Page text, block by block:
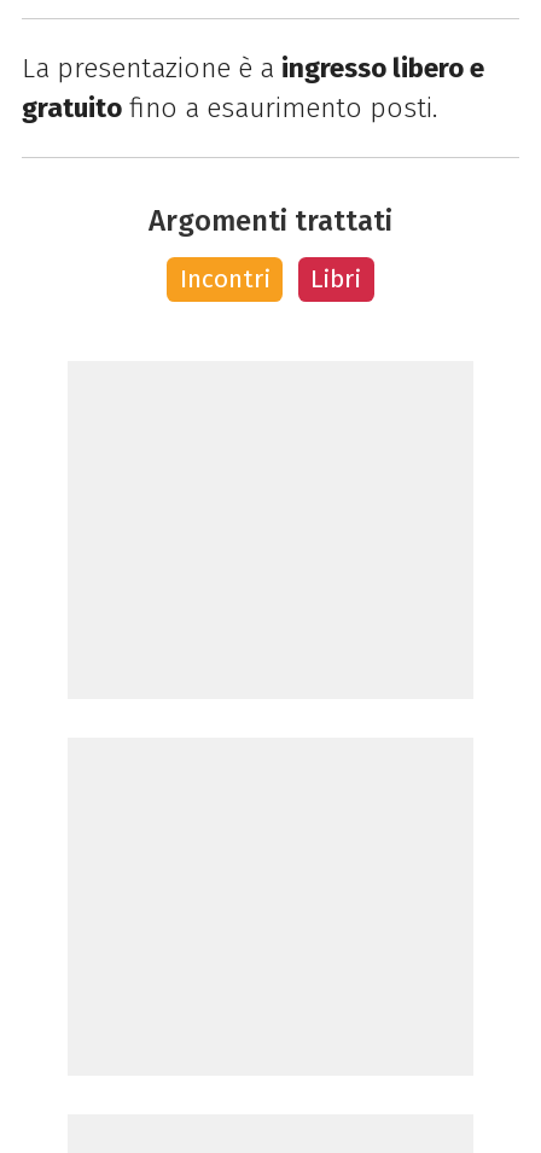
La presentazione è a ingresso libero e
gratuitofino a esaurimento posti.
Argomenti trattati
Incontri Libri